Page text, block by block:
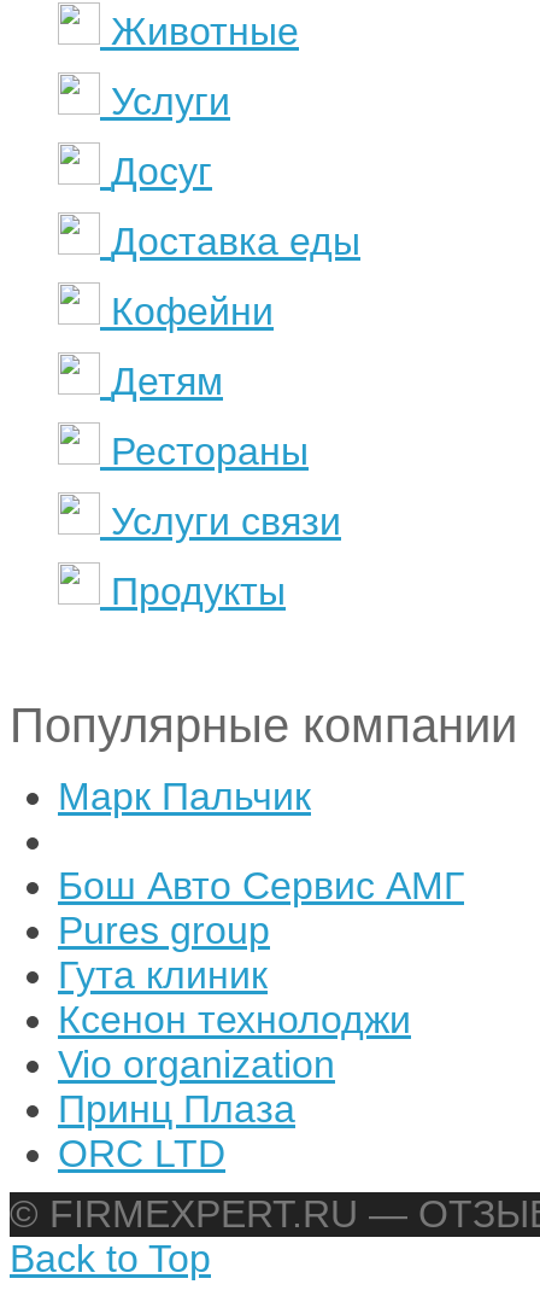
Животные
Услуги
Досуг
Доставка еды
Кофейни
Детям
Рестораны
Услуги связи
Продукты
Популярные компании
Марк Пальчик
Бош Авто Сервис АМГ
Pures group
Гута клиник
Ксенон технолоджи
Vio organization
Принц Плаза
ORC LTD
© FIRMEXPERT.RU —
Back to Top